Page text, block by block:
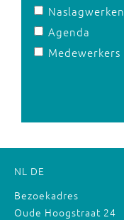
Naslagwerken
Agenda
Medewerkers
NL DE
Bezoekadres
Oude Hoogstraat 24